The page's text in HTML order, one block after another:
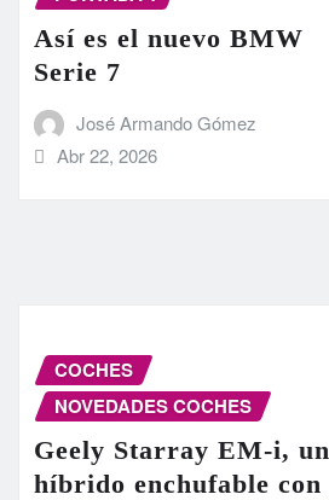
Así es el nuevo BMW
Serie 7
José Armando Gómez
Abr 22, 2026
COCHES
NOVEDADES COCHES
Geely Starray EM-i, un
híbrido enchufable con